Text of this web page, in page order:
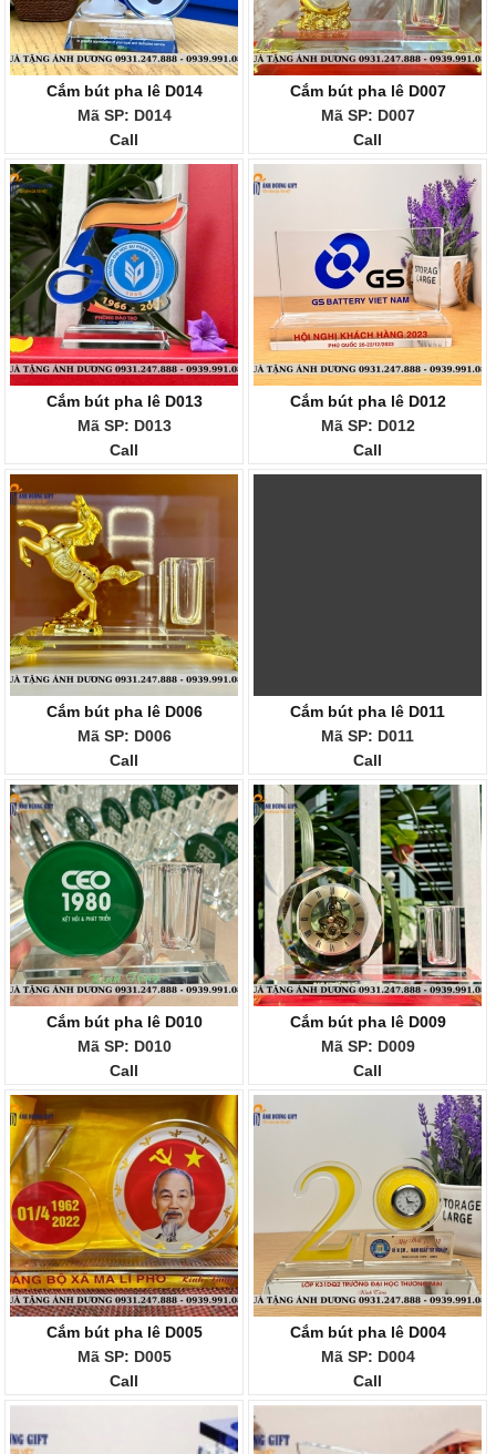
Cắm bút pha lê D014
Mã SP: D014
Call
Cắm bút pha lê D007
Mã SP: D007
Call
Cắm bút pha lê D013
Mã SP: D013
Call
Cắm bút pha lê D012
Mã SP: D012
Call
Cắm bút pha lê D006
Mã SP: D006
Call
Cắm bút pha lê D011
Mã SP: D011
Call
Cắm bút pha lê D010
Mã SP: D010
Call
Cắm bút pha lê D009
Mã SP: D009
Call
Cắm bút pha lê D005
Mã SP: D005
Call
Cắm bút pha lê D004
Mã SP: D004
Call